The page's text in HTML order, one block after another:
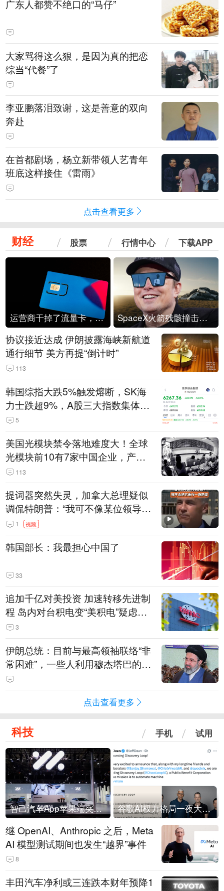
广东人都赞不绝口的“马仔”
大家骂得这么狠，是因为真的把恋
综当“代餐”了
李亚鹏落泪致谢，这是善意的双向
奔赴
在首都剧场，杨立新带领人艺青年
班底这样接住《雷雨》
点击查看更多
财经 股票 行情中心 下载APP
运营商干掉了流量卡，他们真的玩不起了 SpaceX火箭残骸撞击月球
协议接近达成 伊朗披露海峡新航道
通行细节 美方再提“倒计时”
113
韩国综指大跌5%触发熔断，SK海
力士跌超9%，A股三大指数集体低
开 5
美国光模块禁令落地难度大！全球
光模块前10有7家中国企业，产业
界人士：想“脱钩”并不容易
113
提词器突然失灵，加拿大总理疑似
调侃特朗普：“我可不像某位领导
人，把这当成一场阴谋”，全场哄笑
1 视频
韩国部长：我最担心中国了
33
追加千亿对美投资 加速转移先进制
程 岛内对台积电变“美积电”疑虑担
忧加剧
3
伊朗总统：目前与最高领袖联络“非
常困难”，一些人利用穆杰塔巴的正
常决策过程在伊朗内部制造分歧
点击查看更多
科技 手机 试用
智己汽车App苹果端突然“下架” 谷歌AI权力格局一夜大洗牌
继 OpenAI、Anthropic 之后，Meta
AI 模型测试期间也发生“越界”事件
8
丰田汽车净利或三连跌本财年预降1